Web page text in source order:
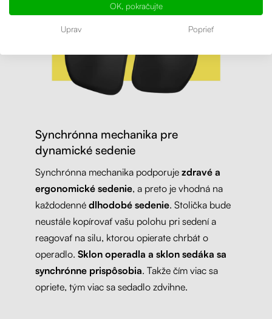
Synchrónna mechanika pre
dynamické sedenie
Synchrónna mechanika podporuje zdravé a
ergonomické sedenie, a preto je vhodná na
každodenné dlhodobé sedenie. Stolička bude
neustále kopírovať vašu polohu pri sedení a
reagovať na silu, ktorou opierate chrbát o
operadlo. Sklon operadla a sklon sedáka sa
synchrónne prispôsobia. Takže čím viac sa
opriete, tým viac sa sedadlo zdvihne.
OK, pokračujte
Uprav Poprieť